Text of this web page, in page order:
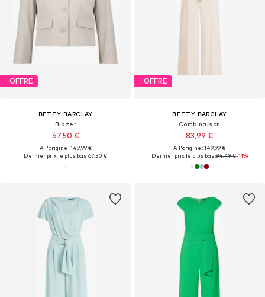
OFFRE
BETTY BARCLAY
Blazer
67,50 €
À l'origine : 149,99 €
Dernier prix le plus bas :67,50 €
OFFRE
BETTY BARCLAY
Combinaison
83,99 €
À l'origine : 149,99 €
Dernier prix le plus bas :94,49 €-11%